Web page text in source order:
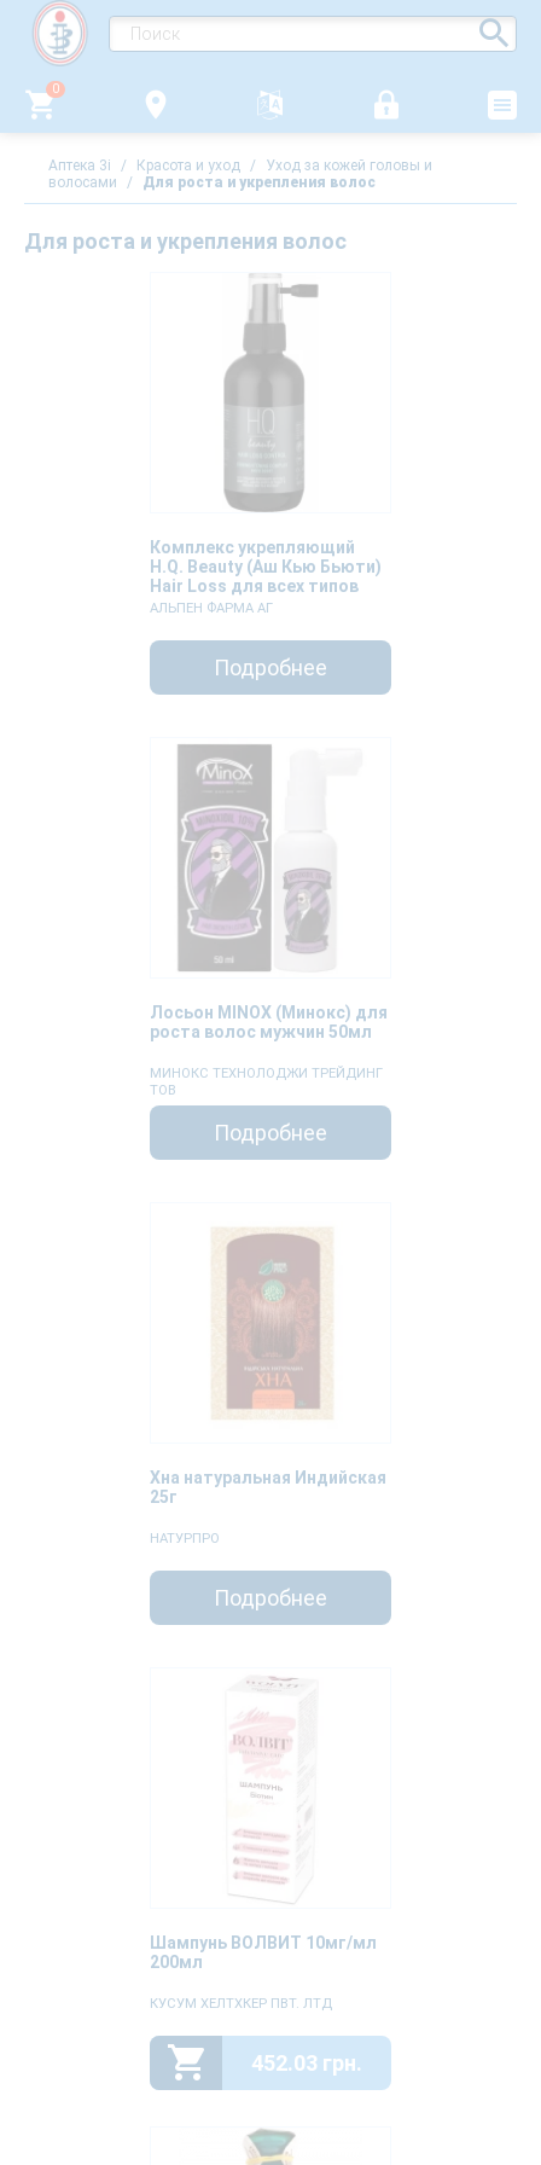
0
Аптека 3i / Красота и уход /
Уход за кожей головы и
волосами
/ Для роста и укрепления волос
Для роста и укрепления волос
Комплекс укрепляющий
H.Q. Beauty (Аш Кью Бьюти)
Hair Loss для всех типов
волос 100мл
АЛЬПЕН ФАРМА АГ
Подробнее
Лосьон MINOX (Минокс) для
роста волос мужчин 50мл
МИНОКС ТЕХНОЛОДЖИ ТРЕЙДИНГ
ТОВ
Подробнее
Хна натуральная Индийская
25г
НАТУРПРО
Подробнее
Шампунь ВОЛВИТ 10мг/мл
200мл
КУСУМ ХЕЛТХКЕР ПВТ. ЛТД
452.03 грн.